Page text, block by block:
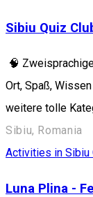
Sibiu Quiz
🧠
Ort, Spaß,
weitere tolle
Sibiu, Romania
Activities in Sibiu
Luna Plina -